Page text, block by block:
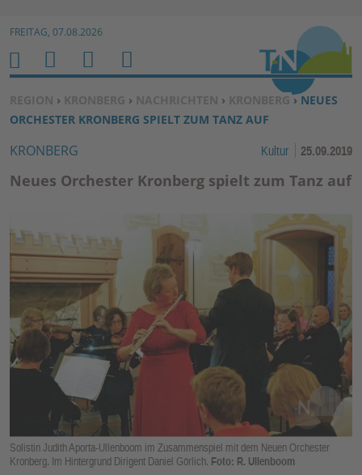
Zum Inhalt springen ↓
FREITAG, 07.08.2026
SIE BEFINDEN SICH HIER:
REGION › KRONBERG › NACHRICHTEN › KRONBERG› NEUES
ORCHESTER KRONBERG SPIELT ZUM TANZ AUF
KRONBERG Kultur 25.09.2019
Neues Orchester Kronberg spielt zum Tanz auf
Solistin Judith Aporta-Ullenboom im Zusammenspiel mit dem Neuen Orchester
Kronberg. Im Hintergrund Dirigent Daniel Görlich. Foto: R. Ullenboom
H
O
M
E
M
E
N
U
S
U
C
N
B
E
N
Z
F
U
K
TI
O
N
E
N